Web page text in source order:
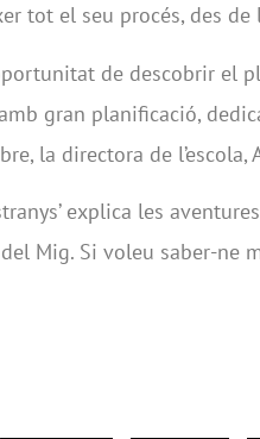
tot el seu procés, des
de descobrir el
gran planificació,
la directora de l’escola,
explica les
del Mig. Si voleu saber-